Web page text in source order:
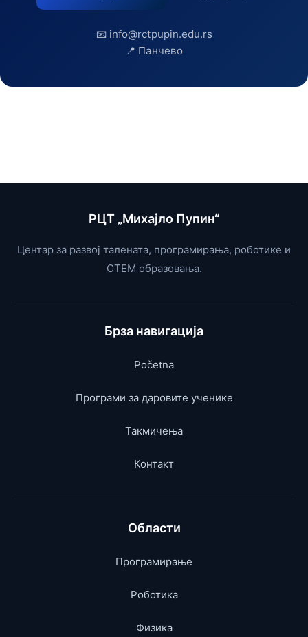
📧 info@rctpupin.edu.rs
📍 Панчево
РЦТ „Михајло Пупин“
Центар за развој талената, програмирања, роботике и
СТЕМ образовања.
Брза навигација
Početna
Програми за даровите ученике
Такмичења
Контакт
Области
Програмирање
Роботика
Физика